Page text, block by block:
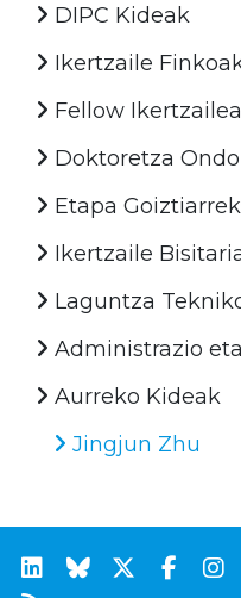
DIPC Kideak
Ikertzaile
Fellow
Doktoretza
Etapa
Ikertzaile
Laguntza
Administrazio
Aurreko Kideak
Jingjun Zhu